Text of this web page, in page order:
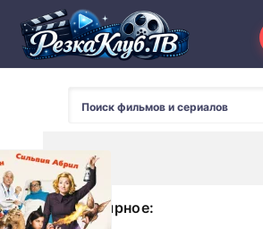
Популярное: